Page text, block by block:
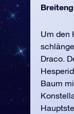
Um den
Draco.
Baum